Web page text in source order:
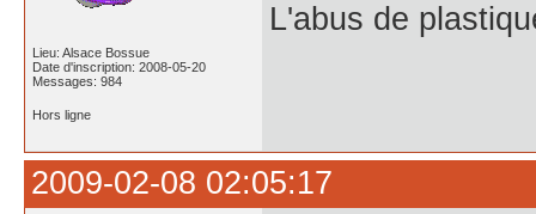
Lieu: Alsace Bossue
Date d'inscription: 2008-05-20
Messages: 984
L'abus de
Hors ligne
2009-02-08 02:05:17